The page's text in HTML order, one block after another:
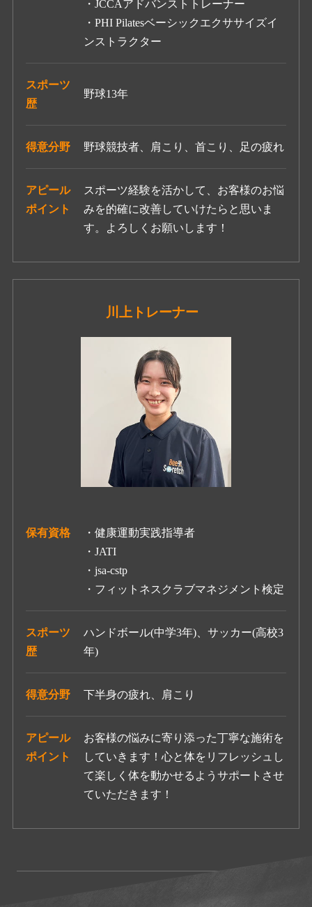
・JCCAアドバンストトレーナー
・PHI Pilatesベーシックエクササイズイ
ンストラクター
スポーツ
歴
野球13年
得意分野 野球競技者、肩こり、首こり、足の疲れ
アピール
ポイント
スポーツ経験を活かして、お客様のお悩
みを的確に改善していけたらと思いま
す。よろしくお願いします！
川上トレーナー
保有資格
・健康運動実践指導者
・JATI
・jsa-cstp
・フィットネスクラブマネジメント検定
スポーツ
歴
ハンドボール(中学3年)、サッカー(高校3
年)
得意分野 下半身の疲れ、肩こり
アピール
ポイント
お客様の悩みに寄り添った丁寧な施術を
していきます！心と体をリフレッシュし
て楽しく体を動かせるようサポートさせ
ていただきます！